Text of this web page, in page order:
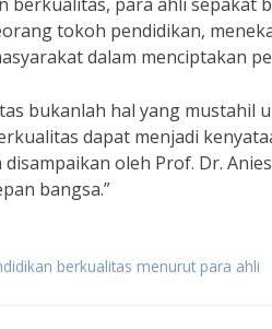
tokoh pendidikan,
dalam menciptakan
bukanlah hal yang mustahil
dapat menjadi
oleh Prof. Dr.
bangsa.”
berkualitas menurut para ahli